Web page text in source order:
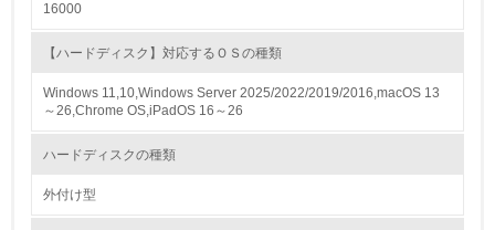
16000
【ハードディスク】対応するＯＳの種類
Windows 11,10,Windows Server 2025/2022/2019/2016,macOS 13
～26,Chrome OS,iPadOS 16～26
ハードディスクの種類
外付け型